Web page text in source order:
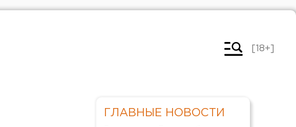
[18+]
ГЛАВНЫЕ НОВОСТИ